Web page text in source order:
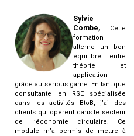
Sylvie
Combe,
Cette
formation
alterne un bon
équilibre entre
théorie et
application
grâce au serious game. En tant que
consultante en RSE spécialisée
dans les activités BtoB, j’ai des
clients qui opèrent dans le secteur
de l’économie circulaire. Ce
module m’a permis de mettre à